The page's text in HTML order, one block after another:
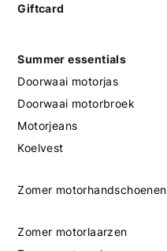
Giftcard
Summer essentials
Doorwaai motorjas
Doorwaai motorbroek
Motorjeans
Koelvest
Zomer motorhandschoenen
Zomer motorlaarzen